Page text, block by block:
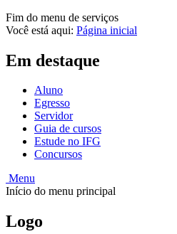
Fim do menu de serviços
Você está aqui: Página inicial
Em destaque
Aluno
Egresso
Servidor
Guia de cursos
Estude no IFG
Concursos
Menu
Início do menu principal
Logo